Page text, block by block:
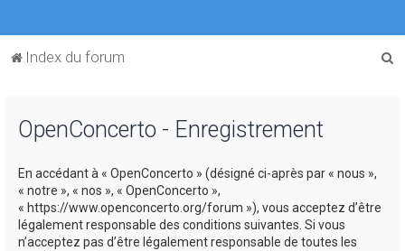
Index du forum
OpenConcerto - Enregistrement
En accédant à « OpenConcerto » (désigné ci-après par « nous »,
« notre », « nos », « OpenConcerto »,
« https://www.openconcerto.org/forum »), vous acceptez d’être
légalement responsable des conditions suivantes. Si vous
n’acceptez pas d’être légalement responsable de toutes les